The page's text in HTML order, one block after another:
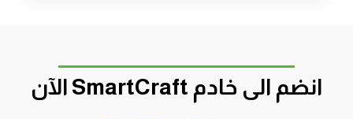
وسحر
وسلايم
وصبار
انضم الى خادم SmartCraft الآن